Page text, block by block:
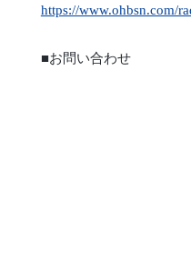
https://www.ohbsn.com/
■お問い合わせ